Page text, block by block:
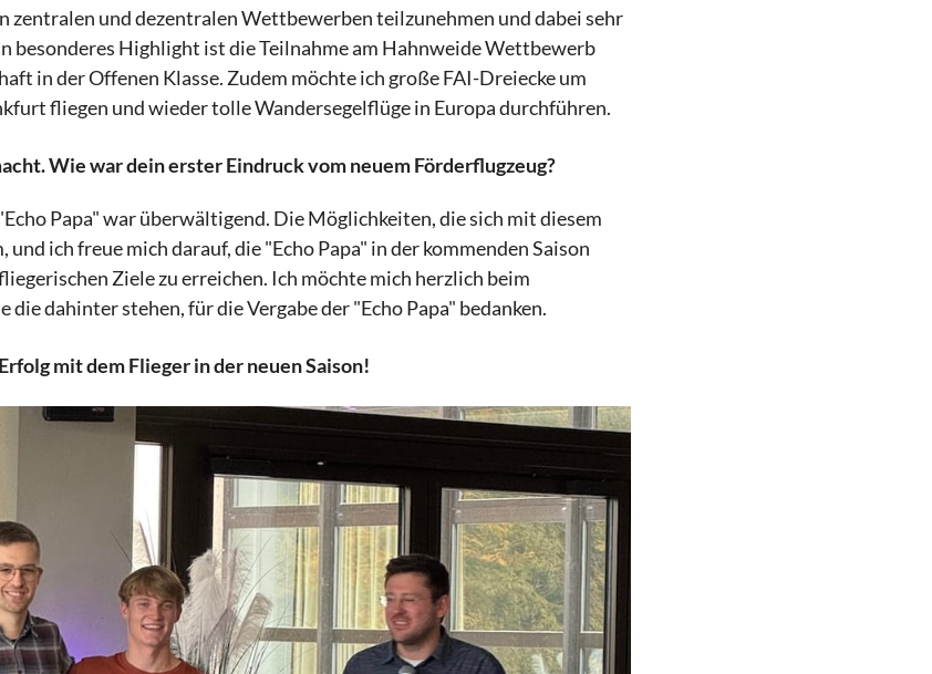
zentralen und dezentralen Wettbewerben teilzunehmen und dabei sehr
besonderes Highlight ist die Teilnahme am Hahnweide Wettbewerb
in der Offenen Klasse. Zudem möchte ich große FAI-Dreiecke um
fliegen und wieder tolle Wandersegelflüge in Europa durchführen.
Wie war dein erster Eindruck vom neuem Förderflugzeug?
Papa" war überwältigend. Die Möglichkeiten, die sich mit diesem
und ich freue mich darauf, die "Echo Papa" in der kommenden Saison
Ziele zu erreichen. Ich möchte mich herzlich beim
die dahinter stehen, für die Vergabe der "Echo Papa" bedanken.
mit dem Flieger in der neuen Saison!